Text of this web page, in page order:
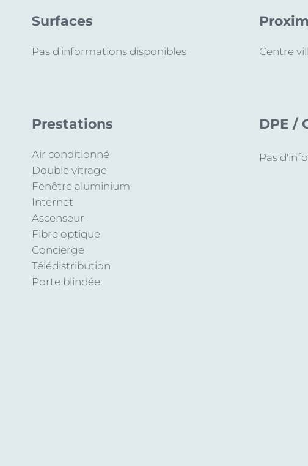
Surfaces
Pas d'informations disponibles Centre
Prestations
Air conditionné
Double vitrage
Fenêtre aluminium
Internet
Ascenseur
Fibre optique
Concierge
Télédistribution
Porte blindée
DPE /
Pas